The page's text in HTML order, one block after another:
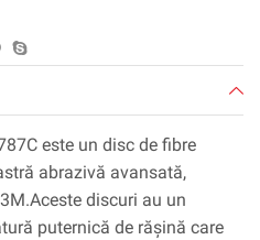
este un disc de fibre
abrazivă avansată,
discuri au un
puternică de rășină care